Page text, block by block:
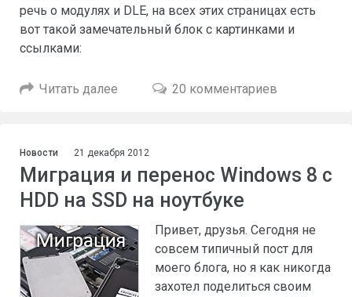
речь о модулях и DLE, на всех этих страницах есть
вот такой замечательный блок с картинками и
ссылками:
Читать далее 20 комментариев
Новости 21 декабря 2012
Миграция и перенос Windows 8 с
HDD на SSD на ноутбуке
Привет, друзья. Сегодня не
совсем типичный пост для
моего блога, но я как никогда
захотел поделиться своим